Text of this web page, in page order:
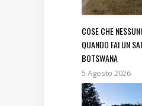
COSE CHE
QUANDO FAI UN
BOTSWANA
5 Agosto 2026